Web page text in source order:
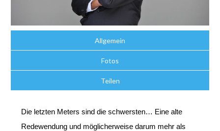
Allgemein
Fotos
Teilen
Die letzten Meters sind die schwersten… Eine alte
Redewendung und möglicherweise darum mehr als